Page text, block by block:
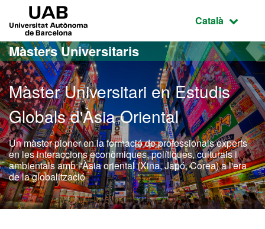
Ves al contingut principal
Ves a la navegació de la pàgina
Idioma
Català
Màsters Universitaris
Màster Universitari en Estudis
Globals d'Àsia Oriental
Un màster pioner en la formació de professionals experts
en les interaccions econòmiques, polítiques, culturals i
ambientals amb l'Àsia oriental (Xina, Japó, Corea) a l'era
de la globalització